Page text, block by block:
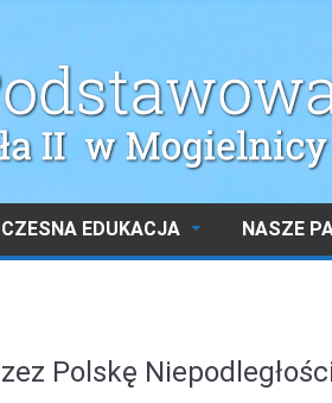
EDUKACJA NASZE
Polskę